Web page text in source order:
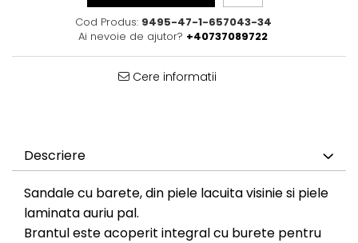
Cod Produs: 9495-47-1-657043-34
Ai nevoie de ajutor? +40737089722
Cere informatii
Descriere
Sandale cu barete, din piele lacuita visinie si piele
laminata auriu pal.
Brantul este acoperit integral cu burete pentru